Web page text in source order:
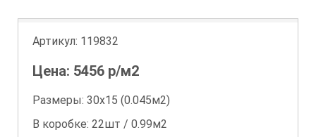
Артикул: 119832
Цена: 5456 р/м2
Размеры: 30х15 (0.045м2)
В коробке: 22шт / 0.99м2